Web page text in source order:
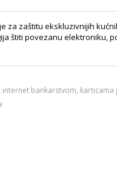
za zaštitu ekskluzivnijih
štiti povezanu elektroniku,
bankarstvom,